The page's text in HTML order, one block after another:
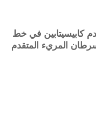
كابيسيتابين في خط
المريء المتقدم